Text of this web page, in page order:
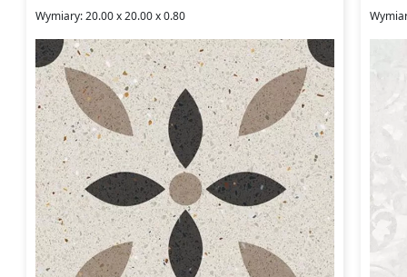
Wymiary: 20.00 x 20.00 x 0.80